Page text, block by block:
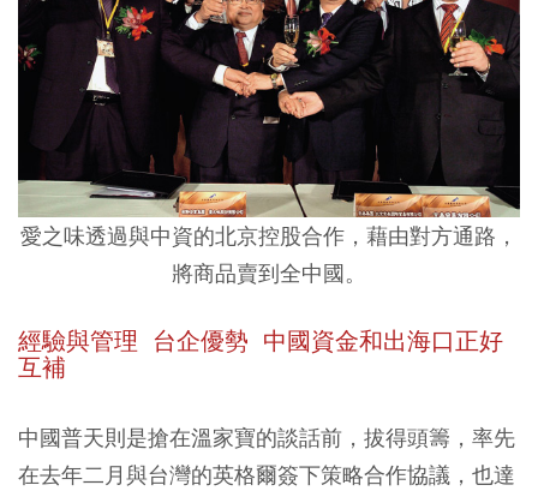
愛之味透過與中資的北京控股合作，藉由對方通路，
將商品賣到全中國。
經驗與管理 台企優勢 中國資金和出海口正好
互補
中國普天則是搶在溫家寶的談話前，拔得頭籌，率先
在去年二月與台灣的英格爾簽下策略合作協議，也達